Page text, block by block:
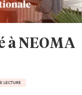
à NEOMA
LECTURE